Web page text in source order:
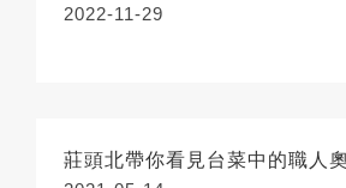
2022-11-29
莊頭北帶你看見台菜中的職人